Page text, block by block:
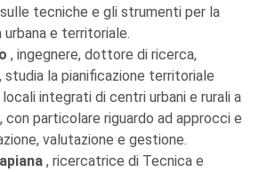
tecniche e gli strumenti per la
urbana e territoriale.
, ingegnere, dottore di ricerca,
studia la pianificazione territoriale
integrati di centri urbani e rurali a
con particolare riguardo ad approcci e
valutazione e gestione.
, ricercatrice di Tecnica e